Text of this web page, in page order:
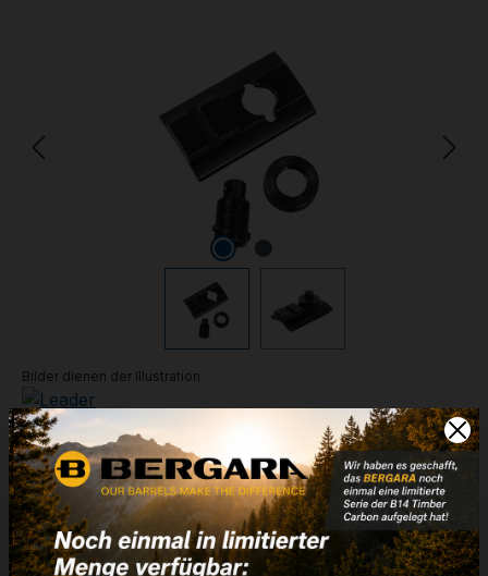
Bilder dienen der Illustration
Adapter für
Riemenbügelöse
auf Riemenbügelöse + Weaver